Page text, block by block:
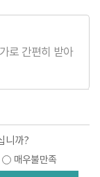
로 간편히 받아
니까?
매우불만족